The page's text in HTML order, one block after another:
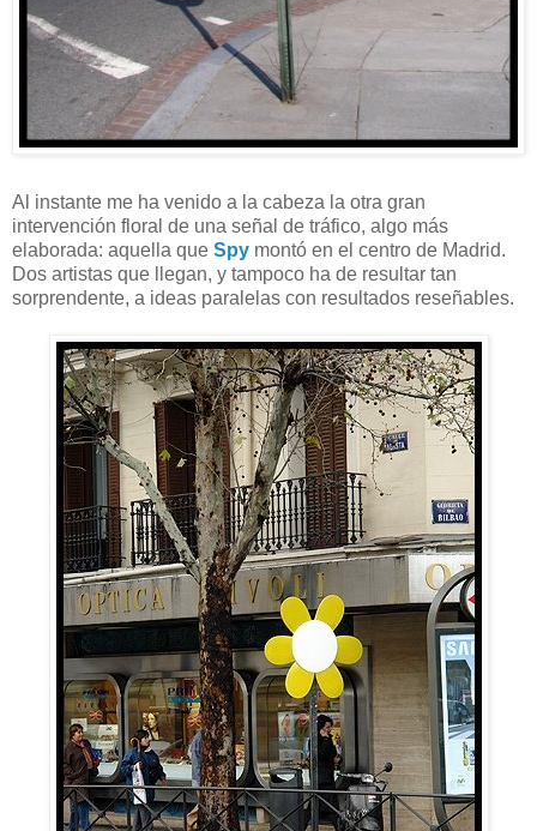
Al instante me ha venido a la cabeza la otra gran
intervención floral de una señal de tráfico, algo más
elaborada: aquella que Spy montó en el centro de Madrid.
Dos artistas que llegan, y tampoco ha de resultar tan
sorprendente, a ideas paralelas con resultados reseñables.